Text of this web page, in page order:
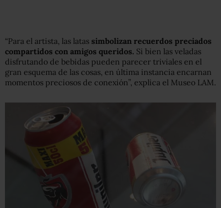
“Para el artista, las latas simbolizan recuerdos preciados
compartidos con amigos queridos. Si bien las veladas
disfrutando de bebidas pueden parecer triviales en el
gran esquema de las cosas, en última instancia encarnan
momentos preciosos de conexión”, explica el Museo LAM.